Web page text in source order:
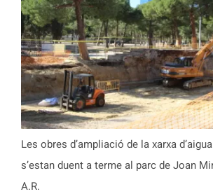
Les obres d’ampliació de la xarxa
s’estan duent a terme al parc de Joan
A.R.